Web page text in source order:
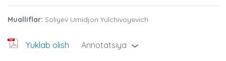
Mualliflar: Soliyev Umidjon Yulchivoyevich
Yuklab olish Annotatsiya ›